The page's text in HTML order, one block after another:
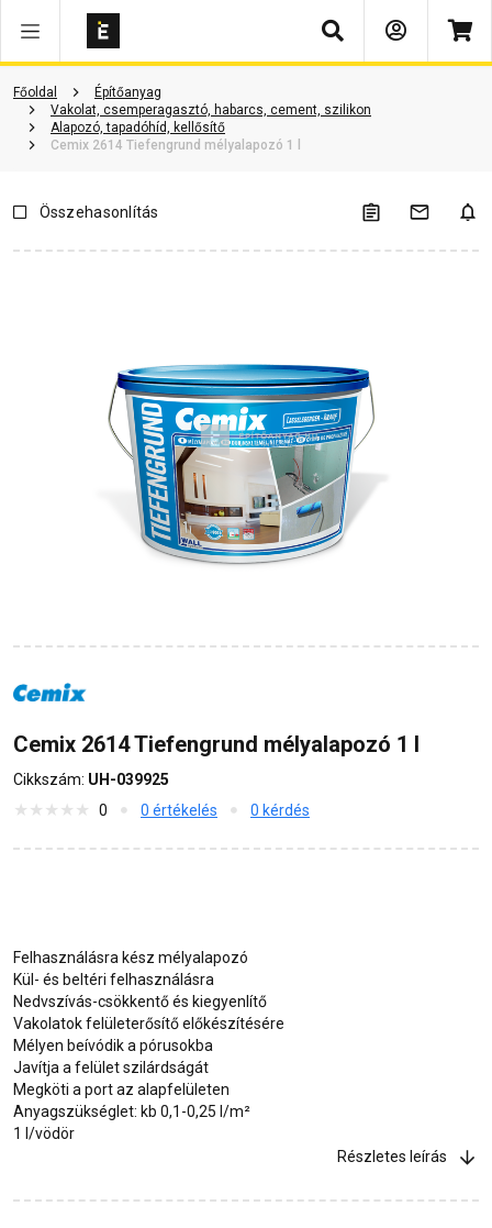
Keresés
Főoldal
Építőanyag
Vakolat, csemperagasztó, habarcs, cement, szilikon
Alapozó, tapadóhíd, kellősítő
Cemix 2614 Tiefengrund mélyalapozó 1 l
Termékinformáció Kérdések és válaszok
Összehasonlítás
Cemix 2614 Tiefengrund mélyalapozó 1 l
Cikkszám: UH-039925
0
0 értékelés 0 kérdés
Felhasználásra kész mélyalapozó
Kül- és beltéri felhasználásra
Nedvszívás-csökkentő és kiegyenlítő
Vakolatok felületerősítő előkészítésére
Mélyen beívódik a pórusokba
Javítja a felület szilárdságát
Megköti a port az alapfelületen
Anyagszükséglet: kb 0,1-0,25 l/m²
1 l/vödör
Részletes leírás